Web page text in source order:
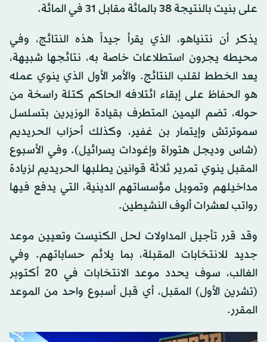
على بنيت بالنتيجة 38 بالمائة مقابل 31 في المائة.
يذكر أن نتنياهو، الذي يقرأ جيداً هذه النتائج، وفي
محيطه يجرون استطلاعات خاصة به، نتائجها شبيهة،
يعد الخطط لقلب النتائج. والأمر الأول الذي ينوي عمله
هو الحفاظ على إبقاء ائتلافه الحاكم كتلة راسخة من
حوله، تضم اليمين المتطرف بقيادة الوزيرين بتسلسل
سموترتش وإيتمار بن غفير، وكذلك أحزاب الحريديم
(شاس وديجل هتوراة وإغودات يسرائيل). وفي الأسبوع
المقبل ينوي تمرير ثلاثة قوانين يطلبها الحريديم لزيادة
مداخيلهم وتمويل مؤسساتهم الدينية، التي يدفع فيها
رواتب لعشرات ألوف النشيطين.
وقد قرر تأجيل المداولات لحل الكنيست وتعيين موعد
جديد للانتخابات المقبلة، بما يلائم حساباتهم. وفي
الغالب، سوف يحدد موعد الانتخابات في 20 أكتوبر
(تشرين الأول) المقبل، أي قبل أسبوع واحد من الموعد
المقرر.